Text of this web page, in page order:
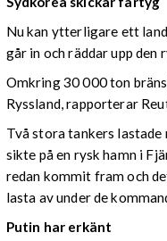
Nu kan ytterligare ett
går in och räddar upp den
Omkring 30 000 ton
Ryssland, rapporterar
Två stora tankers
sikte på en rysk hamn i
redan kommit fram och
lasta av under de
Putin har erkänt